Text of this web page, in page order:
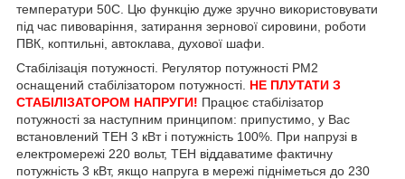
температури 50С. Цю функцію дуже зручно використовувати
під час пивоваріння, затирання зернової сировини, роботи
ПВК, коптильні, автоклава, духової шафи.
Стабілізація потужності. Регулятор потужності РМ2
оснащений стабілізатором потужності. НЕ ПЛУТАТИ З
СТАБІЛІЗАТОРОМ НАПРУГИ! Працює стабілізатор
потужності за наступним принципом: припустимо, у Вас
встановлений ТЕН 3 кВт і потужність 100%. При напрузі в
електромережі 220 вольт, ТЕН віддаватиме фактичну
потужність 3 кВт, якщо напруга в мережі підніметься до 230